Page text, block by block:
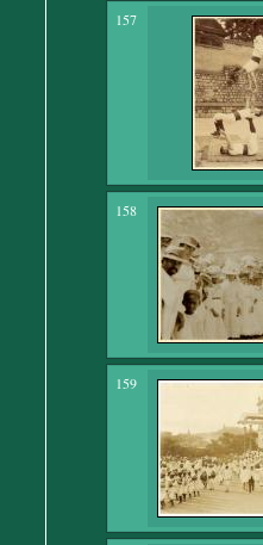
157
158
159